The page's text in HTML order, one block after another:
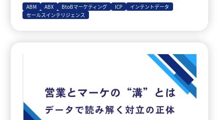
ABM ABX BtoBマーケティング ICP
インテントデータ
セールスインテリジェンス